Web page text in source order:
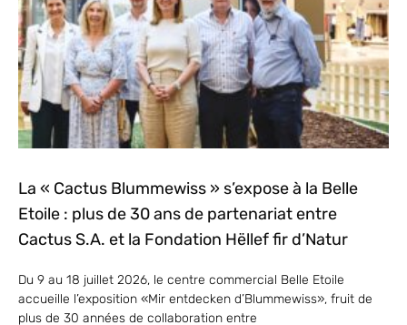
La « Cactus Blummewiss » s’expose à la Belle
Etoile : plus de 30 ans de partenariat entre
Cactus S.A. et la Fondation Hëllef fir d’Natur
Du 9 au 18 juillet 2026, le centre commercial Belle Etoile
accueille l’exposition «Mir entdecken d’Blummewiss», fruit de
plus de 30 années de collaboration entre